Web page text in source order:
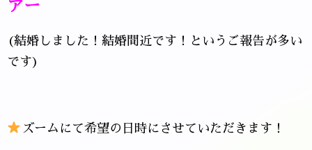
アー
(結婚しました！結婚間近です！というご報告が多い
です)
ズームにて希望の日時にさせていただきます！